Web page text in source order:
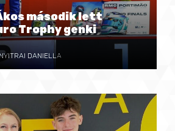
második lett
Trophy genki
DANIELLA